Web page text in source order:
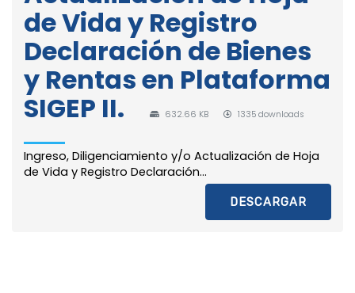
de Vida y Registro
Declaración de Bienes
y Rentas en Plataforma
SIGEP II.
632.66 KB 1335 downloads
Ingreso, Diligenciamiento y/o Actualización de Hoja
de Vida y Registro Declaración...
DESCARGAR